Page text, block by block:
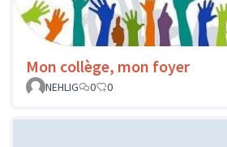
Mon collège, mon foyer
NEHLIG
0 0